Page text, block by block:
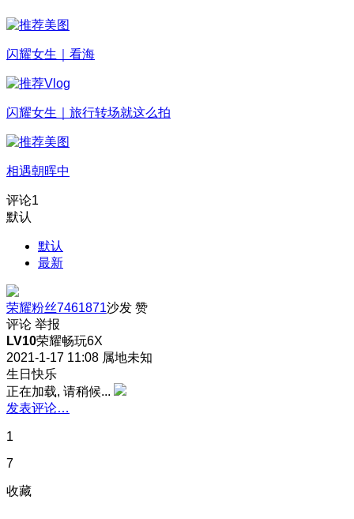
闪耀女生｜看海
闪耀女生｜旅行转场就这么拍
相遇朝晖中
评论1
默认
默认
最新
荣耀粉丝7461871沙发 赞
评论 举报
LV10荣耀畅玩6X
2021-1-17 11:08 属地未知
生日快乐
正在加载, 请稍候...
发表评论…
1
7
收藏